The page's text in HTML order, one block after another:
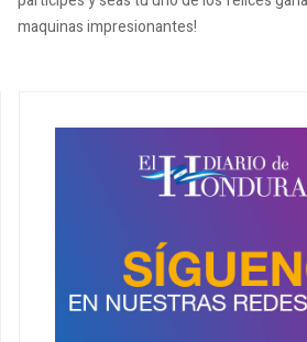
maquinas impresionantes!